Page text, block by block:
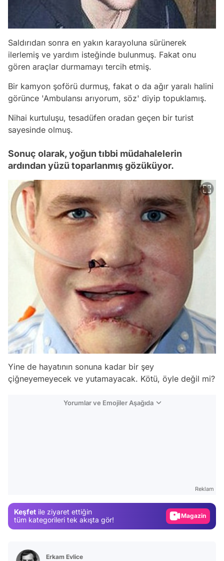
Saldırıdan sonra en yakın karayoluna sürünerek
ilerlemiş ve yardım isteğinde bulunmuş. Fakat onu
gören araçlar durmamayı tercih etmiş.
Bir kamyon şoförü durmuş, fakat o da ağır yaralı halini
görünce 'Ambulansı arıyorum, söz' diyip topuklamış.
Nihai kurtuluşu, tesadüfen oradan geçen bir turist
sayesinde olmuş.
Sonuç olarak, yoğun tıbbi müdahalelerin
ardından yüzü toparlanmış gözüküyor.
Yine de hayatının sonuna kadar bir şey
çiğneyemeyecek ve yutamayacak. Kötü, öyle değil mi?
Yorumlar ve Emojiler Aşağıda
Reklam
Keşfet ile ziyaret ettiğin
tüm kategorileri tek akışta gör!
Video
Erkam Evlice